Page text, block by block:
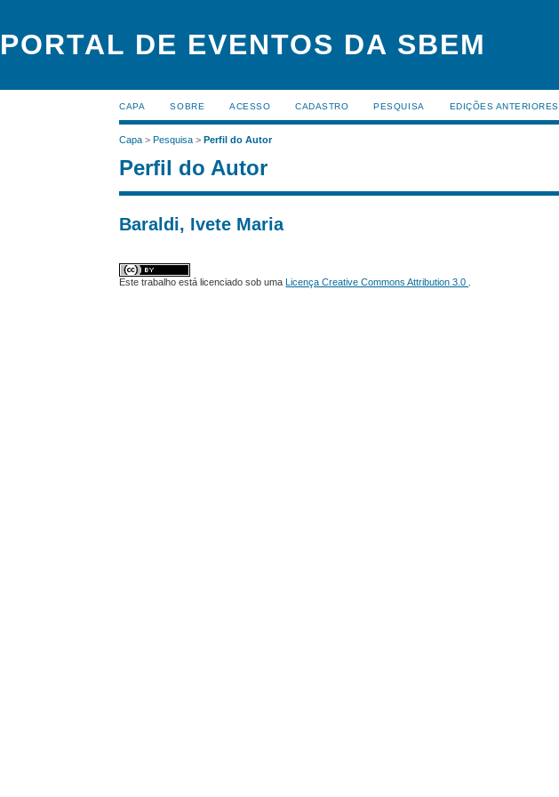
PORTAL DE EVENTOS DA SBEM
CAPA SOBRE ACESSO CADASTRO PESQUISA EDIÇÕES ANTERIORES
Capa >Pesquisa >Perfil do Autor
Perfil do Autor
Baraldi, Ivete Maria
Este trabalho está licenciado sob uma Licença Creative Commons Attribution 3.0